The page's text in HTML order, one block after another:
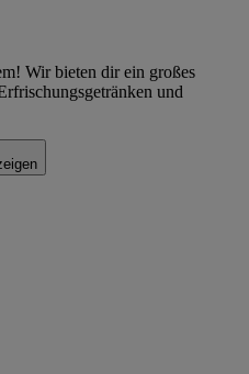
Wir bieten dir ein großes
und